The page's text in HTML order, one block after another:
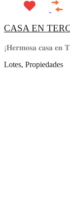
CASA EN
¡𝐇𝐞𝐫𝐦𝐨𝐬𝐚 𝐜𝐚𝐬𝐚 𝐞𝐧
Lotes, Propiedades